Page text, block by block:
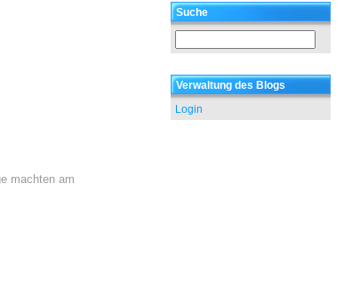
machten am
Suche
Verwaltung des Blogs
Login